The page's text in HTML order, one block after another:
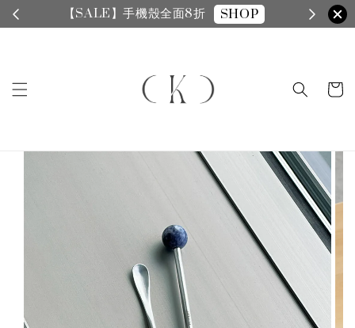
【SALE】手機殼全面8折 SHOP